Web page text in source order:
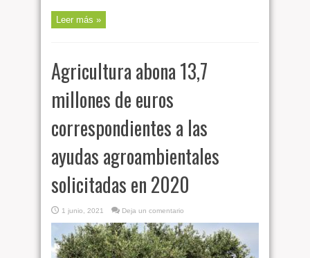
Leer más »
Agricultura abona 13,7
millones de euros
correspondientes a las
ayudas agroambientales
solicitadas en 2020
1 junio, 2021 Deja un comentario